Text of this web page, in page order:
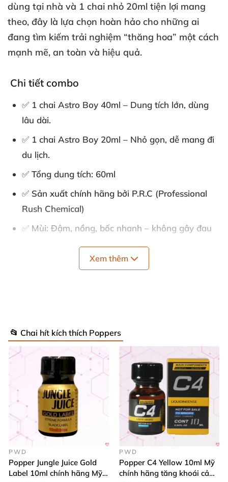
dùng tại nhà và 1 chai nhỏ 20ml tiện lợi mang
theo, đây là lựa chọn hoàn hảo cho những ai
đang tìm kiếm trải nghiệm “thăng hoa” một cách
mạnh mẽ, an toàn và hiệu quả.
Chi tiết combo
✅ 1 chai Astro Boy 40ml – Dung tích lớn, dùng
lâu dài.
✅ 1 chai Astro Boy 20ml – Nhỏ gọn, dễ mang đi
du lịch.
✅ Tổng dung tích: 60ml
✅ Sản xuất chính hãng bởi P.R.C (Professional
Rush Chemical)
✅ Mùi: Đậm, nồng, bốc nhanh – không gây đau
✅ Thành phần chính: Alkyl Nitrite (Isobutyl
Tác dụng nổi bật
Xem thêm
📂 Chai hít kích thích Poppers
PWD
Popper Jungle Juice Gold
Label 10ml chính hãng Mỹ
PWD
Popper C4 Yellow 10ml Mỹ
chính hãng tăng khoái cảm